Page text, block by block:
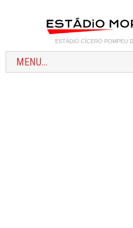
ESTÁDIO CÍCERO POMPEU
MENU...